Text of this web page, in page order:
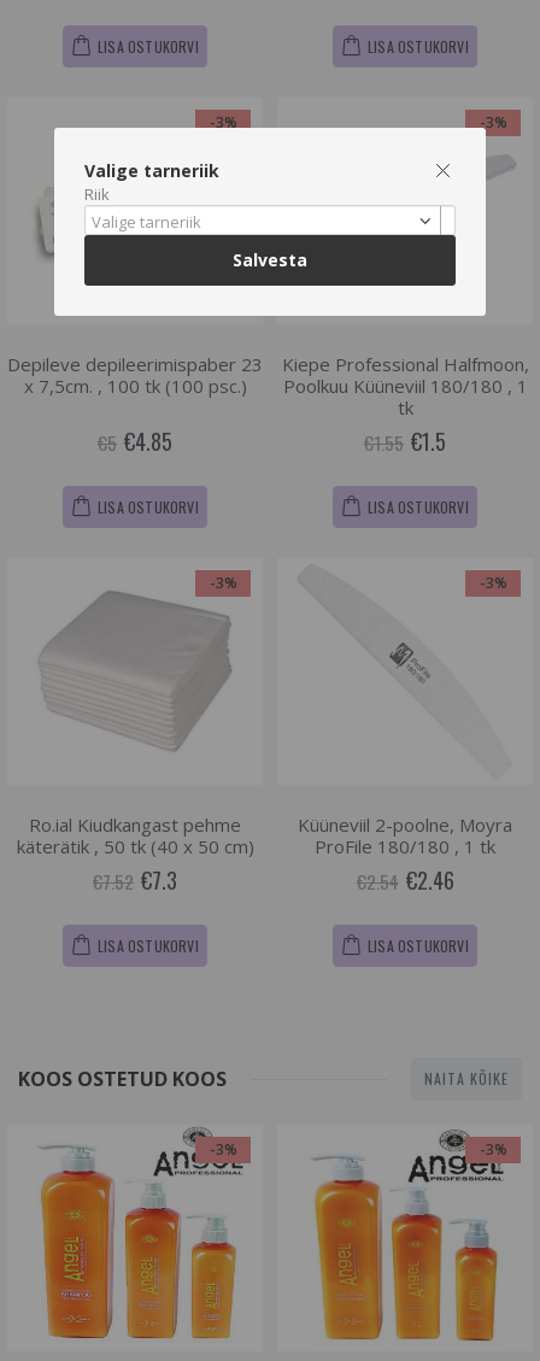
LISA OSTUKORVI LISA OSTUKORVI
-3%
Depileve depileerimispaber 23
x 7,5cm. , 100 tk (100 psc.)
€5 €4.85
LISA OSTUKORVI
-3%
Kiepe Professional Halfmoon,
Poolkuu Küüneviil 180/180 , 1
tk
€1.55 €1.5
LISA OSTUKORVI
-3%
Ro.ial Kiudkangast pehme
käterätik , 50 tk (40 x 50 cm)
€7.52 €7.3
LISA OSTUKORVI
-3%
Küüneviil 2-poolne, Moyra
ProFile 180/180 , 1 tk
€2.54 €2.46
LISA OSTUKORVI
KOOS OSTETUD KOOS NAITA KÕIKE
-3% -3%
Valige tarneriik
Riik
Valige tarneriik
Salvesta